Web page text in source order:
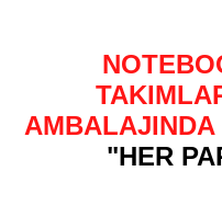
AMBALAJINDA
"HER